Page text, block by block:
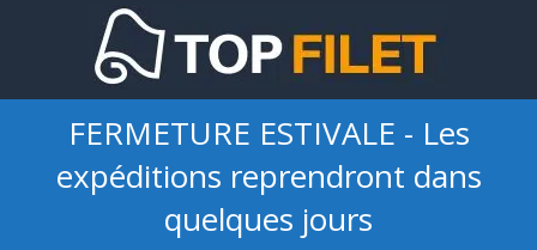
FERMETURE ESTIVALE - Les
expéditions reprendront dans
quelques jours